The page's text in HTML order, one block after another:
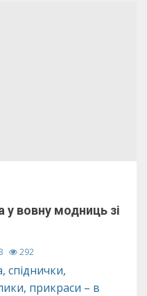
у вовну модниць зі
292
спіднички,
прикраси – в